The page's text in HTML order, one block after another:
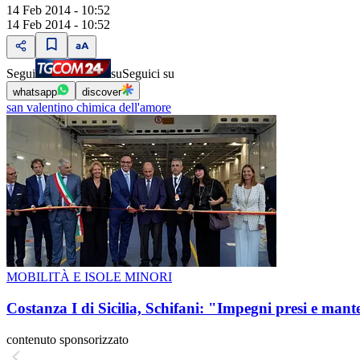
14 Feb 2014 - 10:52
14 Feb 2014 - 10:52
Segui suSeguici su
whatsapp discover
san valentino chimica dell'amore
MOBILITÀ E ISOLE MINORI
Costanza I di Sicilia, Schifani: "Impegni presi e
contenuto sponsorizzato